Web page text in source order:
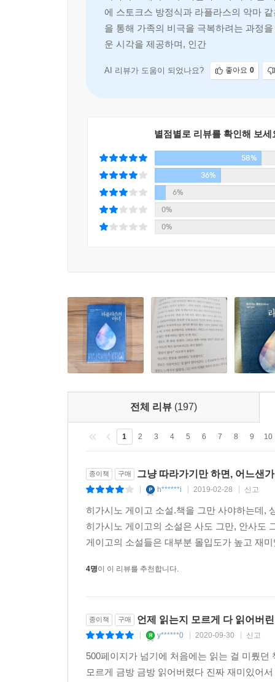
마도카의 손을 떠난 종이비행기는 마치 동력을
아니다. 계속 날아가던 종이비행기가 기막힐 만큼
_본문 33쪽에서
주인공 마도카의 신비로운 능력은 첫 시작에서
어제오늘 일이” 아닌 캐릭터지만 실은 누구도 감
그려낸다. “내 한 몸을 던져 누군가의 생명을 지
약속을 지키고자 죽음의 진실을 파헤치는 형사
사건의 한복판에 뛰어든 연구자 아오에 교수 등
캐릭터라 할 수 있는 소설 속 공무원, 기자, 여관
충실하게 하루하루를 살아가던 이들의 작은 역할
집필 중반, “나 자신이 ‘상식’이라는 것에 사로
‘지금까지의 내 소설을 깨부순다’는 마음으로 이
시작에서 자기 자신에게 도전한 작품 『라플라스
써나갈 새로운 세계를 연 소설로 기억될 것이다.
“『라플라스의 마녀』라는 작품 자체가 과거 작
부분에 관해서는 분명히 과거작과 차별화하고
■ 일본 독자 서평에서
★★★★★ 히가시노 게이고 과거 작품들의 집대성.
★★★★★ 재미있다, 이 한 마디로 다 말할 수 있는
말하고 싶었던 것은 이것일까.
★★★★★ 훌륭한 대작! 폭발이나 지진에 어떻게 될
싶다고 생각했다. 굉장한 스토리.
★★★★★ 이런 어려운 이야기를 알기 쉽게 쓸 수
에 스토크스 방정식과 라플라스의 악마
을 통해 가족의 비극을 극복하려는 과정
운 시각을 제공하며, 인간의 본성과 이기
AI 리뷰가 도움이 되었나요? 좋아요 0
별점별로 리뷰를 확인해 보세
58%
36%
6%
0%
0%
전체 리뷰 (197)
1 2 3 4 5 6 7 8 9 10
종이책 구매 그냥 따라가기만 하면, 어느샌
h******i 2019-02-28 신고
히가시노 게이고 소설.책을 그만 사야하는데,
히가시노 게이고의 소설은 사도 그만, 안사도
게이고의 소설들은 대부분 몰입도가 높고 재
4명이 이 리뷰를 추천합니다.
종이책 구매 언제 읽는지 모르게 다 읽어버
y******0 2020-09-30 신고
500페이지가 넘기에 처음에는 읽는 걸 미뤘
모르게 금방 금방 읽어버렸다 진짜 재미있어